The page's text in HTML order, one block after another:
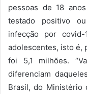
pessoas de 18
testado positivo
infecção por
adolescentes, isto é,
foi 5,1 milhões.
diferenciam
Brasil, do Ministério